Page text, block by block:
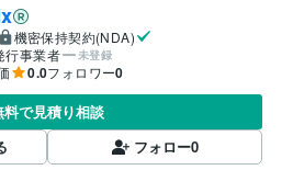
機密保持契約(NDA)
行事業者
未登録
0.0フォロワー0
料で見積り相談
フォロー0